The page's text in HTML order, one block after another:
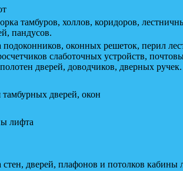
тамбуров, холлов, коридоров,
пандусов.
оконных решеток, перил
слаботочных устройств,
дверей, доводчиков, дверных ручек.
дверей, окон
лифта
дверей, плафонов и потолков кабины